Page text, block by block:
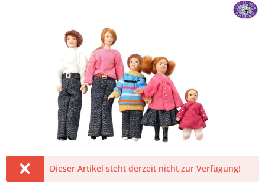
Dieser Artikel steht derzeit nicht zur Verfügung!